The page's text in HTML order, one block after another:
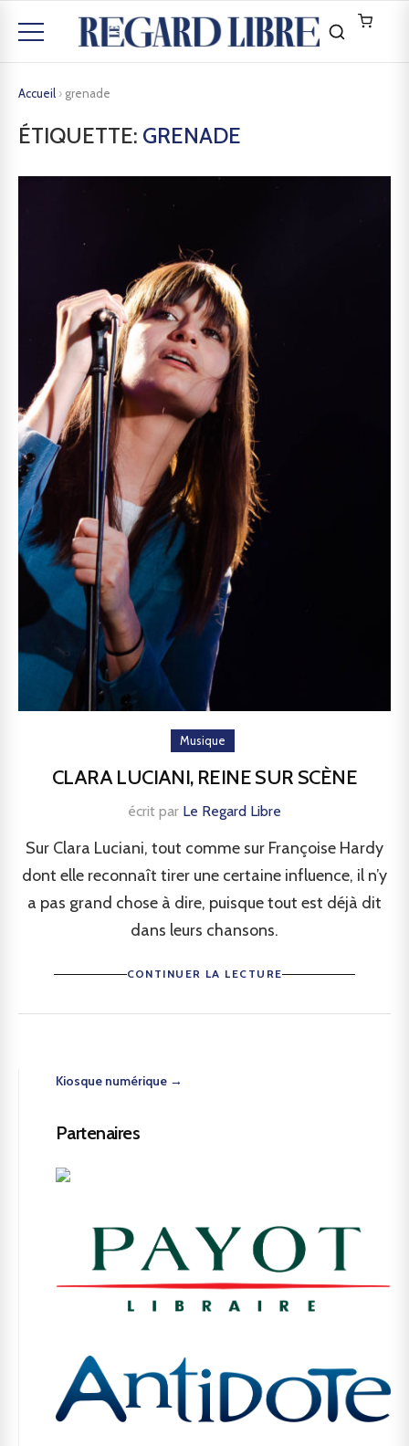
Accueil › grenade
ÉTIQUETTE: GRENADE
Musique
CLARA LUCIANI, REINE SUR SCÈNE
écrit par Le Regard Libre
Sur Clara Luciani, tout comme sur Françoise Hardy
dont elle reconnaît tirer une certaine influence, il n’y
a pas grand chose à dire, puisque tout est déjà dit
dans leurs chansons.
CONTINUER LA LECTURE
Kiosque numérique →
Partenaires